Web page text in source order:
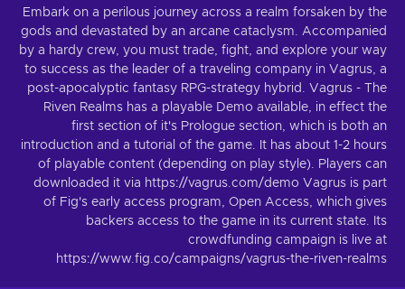
Embark on a perilous journey across a realm forsaken by the
gods and devastated by an arcane cataclysm. Accompanied
by a hardy crew, you must trade, fight, and explore your way
to success as the leader of a traveling company in Vagrus, a
post-apocalyptic fantasy RPG-strategy hybrid. Vagrus - The
Riven Realms has a playable Demo available, in effect the
first section of it's Prologue section, which is both an
introduction and a tutorial of the game. It has about 1-2 hours
of playable content (depending on play style). Players can
downloaded it via https://vagrus.com/demo Vagrus is part
of Fig's early access program, Open Access, which gives
backers access to the game in its current state. Its
crowdfunding campaign is live at
https://www.fig.co/campaigns/vagrus-the-riven-realms